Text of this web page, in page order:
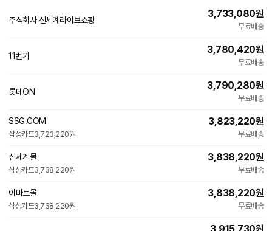
나
는
다.
주식회사 신세계라이브쇼핑
3,733,080원
무료배송
11번가
3,780,420원
무료배송
롯데ON
3,790,280원
무료배송
SSG.COM
삼성카드3,723,220원
3,823,220원
무료배송
신세계몰
삼성카드3,738,220원
3,838,220원
무료배송
이마트몰
삼성카드3,738,220원
3,838,220원
무료배송